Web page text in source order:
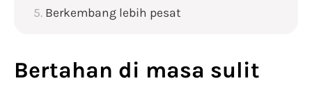
Berkembang lebih pesat
Bertahan di masa sulit